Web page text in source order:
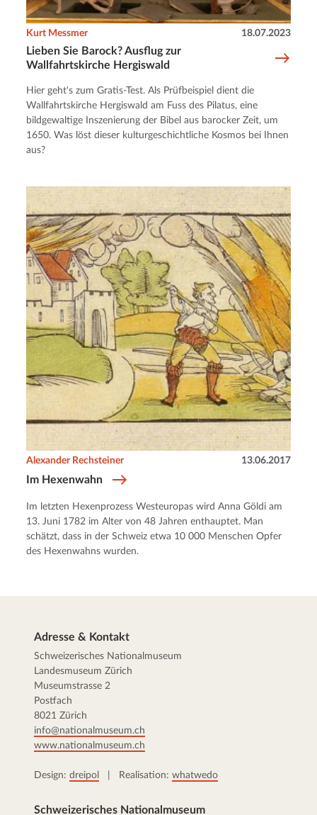
Lieben Sie Barock? Ausflug zur
Wallfahrtskirche Hergiswald
Kurt Messmer 18.07.2023
Hier geht‘s zum Gratis-Test. Als Prüfbeispiel dient die
Wallfahrtskirche Hergiswald am Fuss des Pilatus, eine
bildgewaltige Inszenierung der Bibel aus barocker Zeit, um
1650. Was löst dieser kulturgeschichtliche Kosmos bei Ihnen
aus?
Im Hexenwahn
Alexander Rechsteiner 13.06.2017
Im letzten Hexenprozess Westeuropas wird Anna Göldi am
13. Juni 1782 im Alter von 48 Jahren enthauptet. Man
schätzt, dass in der Schweiz etwa 10 000 Menschen Opfer
des Hexenwahns wurden.
Adresse & Kontakt
Schweizerisches Nationalmuseum
Landesmuseum Zürich
Museumstrasse 2
Postfach
8021 Zürich
info@nationalmuseum.ch
www.nationalmuseum.ch
Design: dreipol | Realisation: whatwedo
Schweizerisches Nationalmuseum